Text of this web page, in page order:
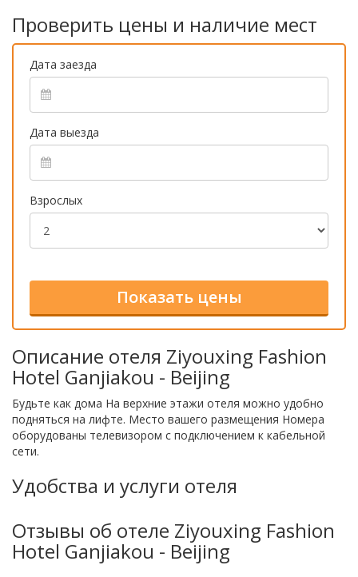
Проверить цены и наличие мест
Дата заезда
Дата выезда
Взрослых
Описание отеля Ziyouxing Fashion
Hotel Ganjiakou - Beijing
Будьте как дома На верхние этажи отеля можно удобно
подняться на лифте. Место вашего размещения Номера
оборудованы телевизором с подключением к кабельной
сети.
Удобства и услуги отеля
Отзывы об отеле Ziyouxing Fashion
Hotel Ganjiakou - Beijing